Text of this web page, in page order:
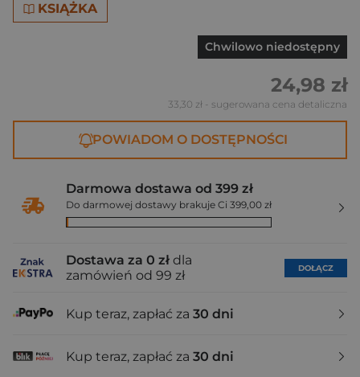
KSIĄŻKA
Chwilowo niedostępny
24,98 zł
33,30 zł - sugerowana cena detaliczna
POWIADOM O DOSTĘPNOŚCI
Darmowa dostawa od 399 zł
Do darmowej dostawy brakuje Ci 399,00 zł
Dostawa za 0 zł dla
zamówień od 99 zł
DOŁĄCZ
Kup teraz, zapłać za 30 dni
Kup teraz, zapłać za 30 dni